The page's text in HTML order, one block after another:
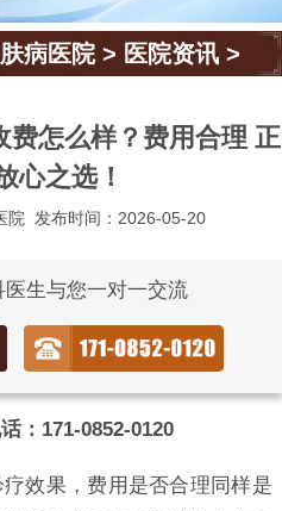
病医院> 医院资讯 >
费怎么样？费用合理 正
心之选！
院 发布时间：2026-05-20
生与您一对一交流
：171-0852-0120
效果，费用是否合理同样是